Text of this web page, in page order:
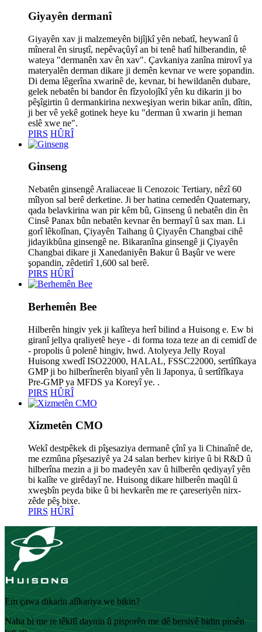
Giyayên dermanî
Giyayên xav ji malzemeyên bijîjkî yên nebatî, heywanî û
mîneral ên siruştî, nepêvaçûyî an bi tenê hatî hilberandin, tê
wateya "dermanên xav ên xav". Çavkaniya zanîna mirovî ya
materyalên derman dikare ji demên kevnar ve were şopandin.
Di dema lêgerîna xwarinê de, kevnar, bi hewildanên dubare,
gelek nebatên bi bandor ên fîzyolojîkî yên ku dikarin ji bo
pêşîgirtin û dermankirina nexweşiyan werin bikar anîn, dîtin,
ji ber vê yekê gotinek heye ku "derman û xwarin ji heman
eslê xwe ne".
PIRS HÛRÎ
Ginseng
Nebatên ginsengê Araliaceae li Cenozoic Tertiary, nêzî 60
mîlyon sal berê derketine. Ji ber hatina cemedên Quaternary,
qada belavkirina wan pir kêm bû, Ginseng û nebatên din ên
Cinsê Panax bûn nebatên kevnar ên bermayî û sax man. Li
gorî lêkolînan, Çiyayên Taihang û Çiyayên Changbai cihê
jidayikbûna ginsengê ne. Bikaranîna ginsengê ji Çiyayên
Changbai dikare ji Xanedaniyên Bakur û Başûr ve were
şopandin, zêdetirî 1,600 sal berê.
PIRS HÛRÎ
Berhemên Bee
Hilberên hingiv yek ji kalîteya herî bilind a Huisong e. Ew bi
giranî jellya qraliyetê heye - di forma toza teze an di cemidî de
- propolis û polenê hingiv, hwd. Atolyeya Jelly Royal
Huisong xwedî ISO22000, HALAL, FSSC22000, sertîfîkaya
GMP ji bo hilberînerên biyanî yên li Japonya, û sertîfîkaya
Pre-GMP ya MFDS ya Koreyî ye. .
PIRS HÛRÎ
Xizmetên CMO
Wekî destpêkek di pîşesaziya dermanê çînî ya li Chinaînê de,
me ezmûna pîşesaziyê ya 24 salan berhev kiriye û bi R&D û
hilberîna mezin a ji bo madeyên xav û hilberên qediyayî yên
bi kalîte ve girêdayî ne. Huisong dikare hilberên maqûl û
xweşbîn peyda bike û bi hevkarên me re çareseriyên nirx-
zêde pêş bixe.
PIRS HÛRÎ
Em çawa dikarin alîkariya we bikin?
Naha bi me re têkilî daynin û pisporên me dê bersivê bidin pirsên